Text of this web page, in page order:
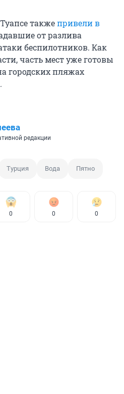
такжепривели в
от разлива
беспилотников. Как
часть мест уже готовы
городских пляжах
редакции
Турция Вода Пятно
0 0 0